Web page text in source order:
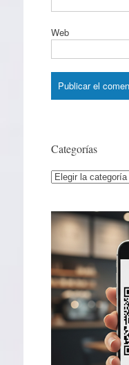
Web
Categorías
Categorías